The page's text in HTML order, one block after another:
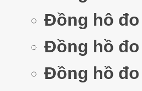
Đồng hô đo
Đồng hồ
Đồng hồ